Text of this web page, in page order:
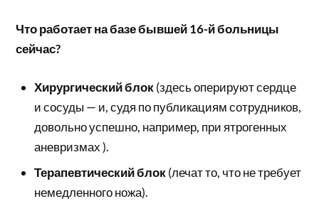
Что работает на базе бывшей 16-й больницы
сейчас?
Хирургический блок(здесь оперируют сердце
и сосуды — и, судя по публикациям сотрудников,
довольно успешно, например, при ятрогенных
аневризмах ).
Терапевтический блок(лечат то, что не требует
немедленного ножа).